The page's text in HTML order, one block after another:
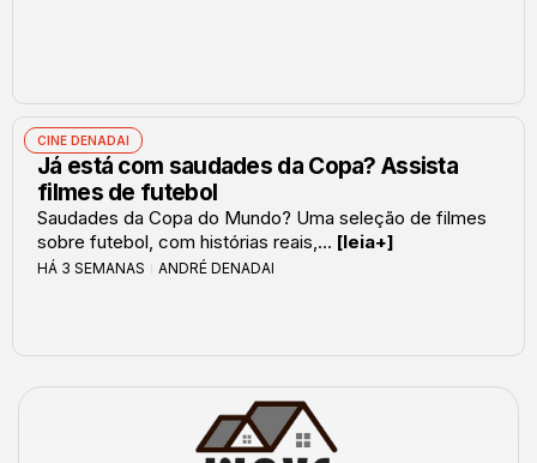
CINE DENADAI
Já está com saudades da Copa? Assista
filmes de futebol
Saudades da Copa do Mundo? Uma seleção de filmes
sobre futebol, com histórias reais,... [leia+]
HÁ 3 SEMANAS ANDRÉ DENADAI